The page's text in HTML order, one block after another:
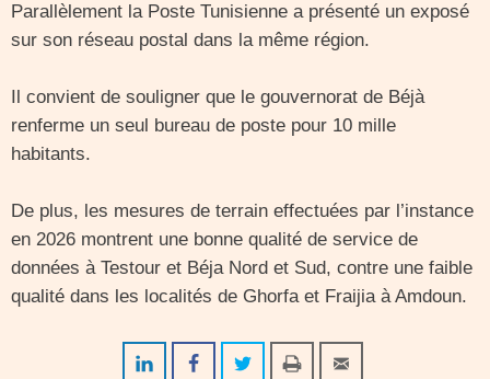
Parallèlement la Poste Tunisienne a présenté un exposé
sur son réseau postal dans la même région.
Il convient de souligner que le gouvernorat de Béjà
renferme un seul bureau de poste pour 10 mille
habitants.
De plus, les mesures de terrain effectuées par l’instance
en 2026 montrent une bonne qualité de service de
données à Testour et Béja Nord et Sud, contre une faible
qualité dans les localités de Ghorfa et Fraijia à Amdoun.